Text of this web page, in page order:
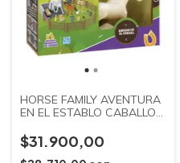
HORSE FAMILY AVENTURA
EN EL ESTABLO CABALLO
ACCESORIOS ISAKITO
$31.900,00